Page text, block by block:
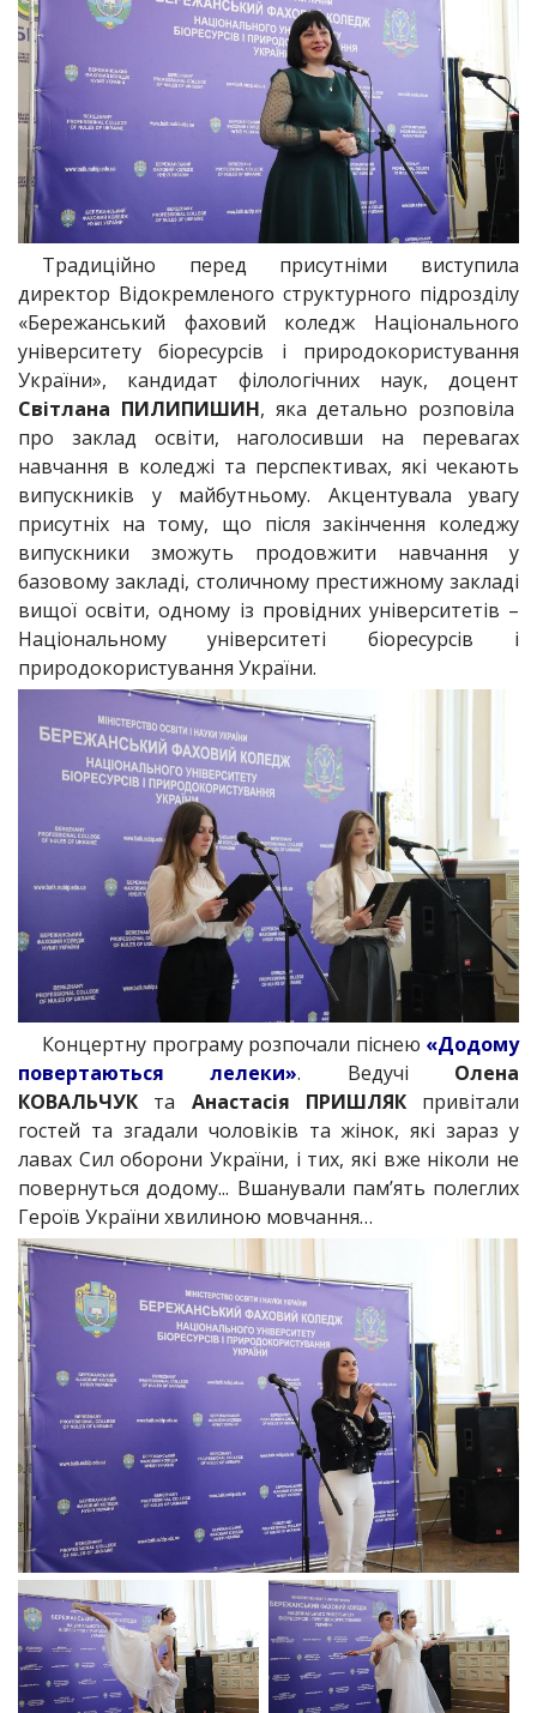
Традиційно перед присутніми виступила
директор Відокремленого структурного підрозділу
«Бережанський фаховий коледж Національного
університету біоресурсів і природокористування
України», кандидат філологічних наук, доцент
Світлана ПИЛИПИШИН, яка детально розповіла
про заклад освіти, наголосивши на перевагах
навчання в коледжі та перспективах, які чекають
випускників у майбутньому. Акцентувала увагу
присутніх на тому, що після закінчення коледжу
випускники зможуть продовжити навчання у
базовому закладі, столичному престижному закладі
вищої освіти, одному із провідних університетів –
Національному університеті біоресурсів і
природокористування України.
Концертну програму розпочали піснею «Додому
повертаються лелеки». Ведучі Олена
КОВАЛЬЧУК та Анастасія ПРИШЛЯКпривітали
гостей та згадали чоловіків та жінок, які зараз у
лавах Сил оборони України, і тих, які вже ніколи не
повернуться додому... Вшанували пам’ять полеглих
Героїв України хвилиною мовчання…